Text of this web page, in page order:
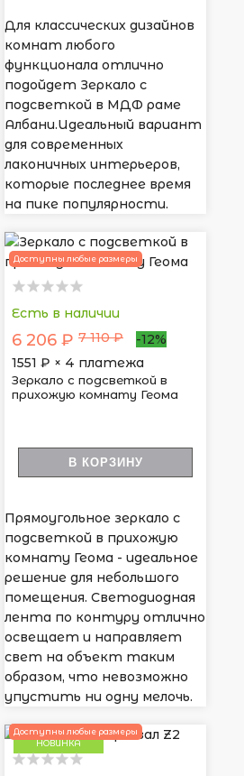
Для классических дизайнов
комнат любого
функционала отлично
подойдет Зеркало с
подсветкой в МДФ раме
Албани.Идеальный вариант
для современных
лаконичных интерьеров,
которые последнее время
на пике популярности.
Доступны любые размеры
Есть в наличии
6 206 ₽ 7 110 ₽
-12%
1551 ₽ × 4 платежа
Зеркало с подсветкой в
прихожую комнату Геома
В КОРЗИНУ
Прямоугольное зеркало с
подсветкой в прихожую
комнату Геома - идеальное
решение для небольшого
помещения. Светодиодная
лента по контуру отлично
освещает и направляет
свет на объект таким
образом, что невозможно
упустить ни одну мелочь.
НОВИНКА
Доступны любые размеры